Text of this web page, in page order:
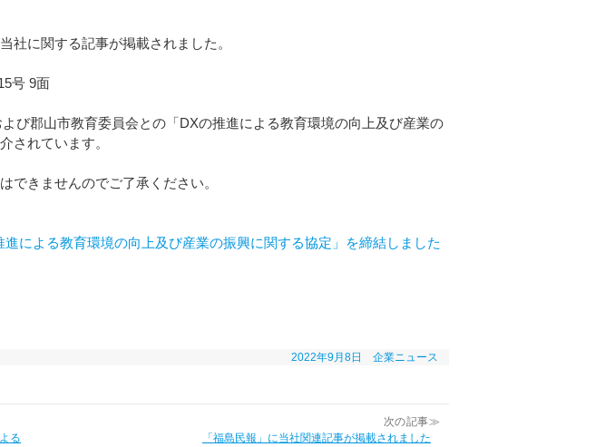
社に関する記事が掲載されました。
号 9面
び郡山市教育委員会との「DXの推進による教育環境の向上及び産業の
されています。
できませんのでご了承ください。
による教育環境の向上及び産業の振興に関する協定」を締結しました
2022年9月8日 企業ニュース
る
次の記事≫
「福島民報」に当社関連記事が掲載されました